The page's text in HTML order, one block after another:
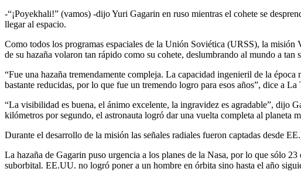
-“¡Poyekhali!” (vamos) -dijo Yuri Gagarin en ruso mientras el cohete se
llegar al espacio.
Como todos los programas espaciales de la Unión Soviética (URSS), la misión
de su hazaña volaron tan rápido como su cohete, deslumbrando al mundo a
“Fue una hazaña tremendamente compleja. La capacidad ingenieril de la
bastante reducidas, por lo que fue un tremendo logro para esos años”, dice a
“La visibilidad es buena, el ánimo excelente, la ingravidez es agradable”, dijo
kilómetros por segundo, el astronauta logró dar una vuelta completa al planeta
Durante el desarrollo de la misión las señales radiales fueron captadas desde
La hazaña de Gagarin puso urgencia a los planes de la Nasa, por lo que sólo
suborbital. EE.UU. no logró poner a un hombre en órbita sino hasta el año